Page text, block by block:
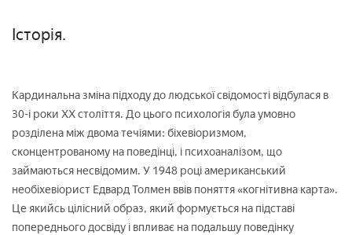
Історія.
Кардинальна зміна підходу до людської свідомості відбулася в
30-і роки XX століття. До цього психологія була умовно
розділена між двома течіями: біхевіоризмом,
сконцентрованому на поведінці, і психоаналізом, що
займаються несвідомим. У 1948 році американський
необіхевіорист Едвард Толмен ввів поняття «когнітивна карта».
Це якийсь цілісний образ, який формується на підставі
попереднього досвіду і впливає на подальшу поведінку